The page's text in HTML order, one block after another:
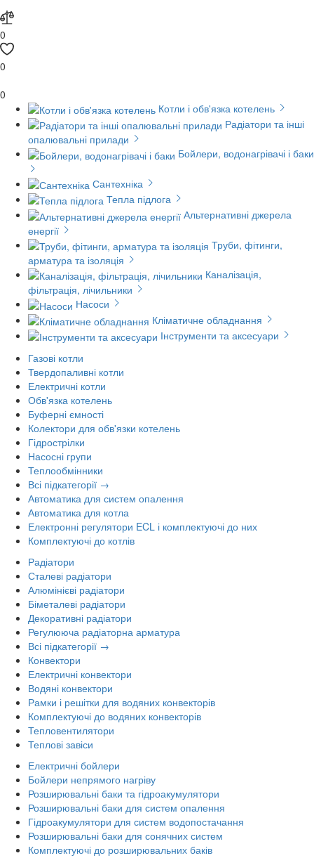
0
0
0
Котли і обв'язка котелень
Радіатори та інші
опалювальні прилади
Бойлери, водонагрівачі і баки
Сантехніка
Тепла підлога
Альтернативні джерела
енергії
Труби, фітинги,
арматура та ізоляція
Каналізація,
фільтрація, лічильники
Насоси
Кліматичне обладнання
Інструменти та аксесуари
Газові котли
Твердопаливні котли
Електричні котли
Обв'язка котелень
Буферні ємності
Колектори для обв'язки котелень
Гідрострілки
Насосні групи
Теплообмінники
Всі підкатегорії →
Автоматика для систем опалення
Автоматика для котла
Електронні регулятори ECL і комплектуючі до них
Комплектуючі до котлів
Радіатори
Сталеві радіатори
Алюмінієві радіатори
Біметалеві радіатори
Декоративні радіатори
Регулююча радіаторна арматура
Всі підкатегорії →
Конвектори
Електричні конвектори
Водяні конвектори
Рамки і решітки для водяних конвекторів
Комплектуючі до водяних конвекторів
Тепловентилятори
Теплові завіси
Електричні бойлери
Бойлери непрямого нагріву
Розширювальні баки та гідроакумулятори
Розширювальні баки для систем опалення
Гідроакумулятори для систем водопостачання
Розширювальні баки для сонячних систем
Комплектуючі до розширювальних баків